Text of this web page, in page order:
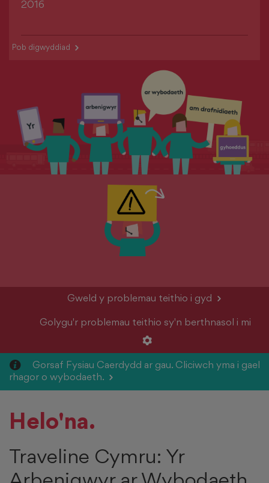
2016
Pob digwyddiad >
Gweld y problemau teithio i gyd >
Golygu'r problemau teithio sy'n berthnasol i mi
S
Gorsaf Fysiau Caerdydd ar gau. Cliciwch yma i gael
rhagor o wybodaeth. >
Helo'na.
Traveline Cymru: Yr